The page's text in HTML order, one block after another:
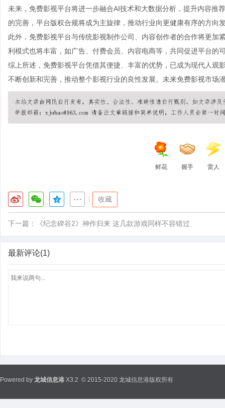
未来，免费影视平台将进一步融合AI技术和大数据分析，提升内容推
的完善，平台版权合规将成为主旋律，推动行业向更健康有序的方向
此外，免费影视平台与传统影视制作公司、内容创作者的合作将更
利模式也将丰富，如广告、付费会员、内容电商等，共同促进平台的
综上所述，免费影视平台凭借其便捷、丰富的优势，已成为现代人观
不断创新和完善，推动整个影视行业的良性发展。未来免费影视市场
鲜花 握手 雷人
收藏
下一篇： 《纪念碑谷2》神作归来 这几款游戏同样不容错过
最新评论(1)
Powered by 龙城信息港 X3.2 © 2015-2020 龙城信息港版权所有